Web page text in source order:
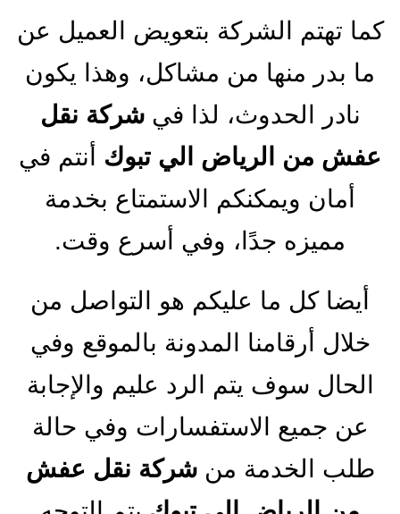
كما تهتم الشركة بتعويض العميل عن
ما بدر منها من مشاكل، وهذا يكون
نادر الحدوث، لذا فيشركة نقل
عفش من الرياض الي تبوك
أنتم في
أمان ويمكنكم الاستمتاع بخدمة
مميزه جدًا، وفي أسرع وقت.
أيضا كل ما عليكم هو التواصل من
خلال أرقامنا المدونة بالموقع وفي
الحال سوف يتم الرد عليم والإجابة
عن جميع الاستفسارات وفي حالة
طلب الخدمة منشركة نقل عفش